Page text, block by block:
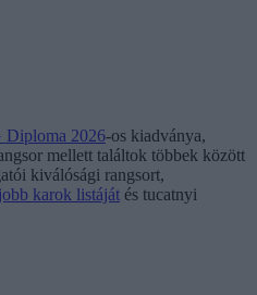
Diploma 2026-os kiadványa,
mellett találtok többek között
kiválósági rangsort,
karok listáját és tucatnyi